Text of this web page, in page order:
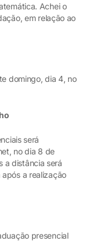
Achei o
em relação ao
domingo, dia 4, no
será
no dia 8 de
a distância será
a realização
presencial